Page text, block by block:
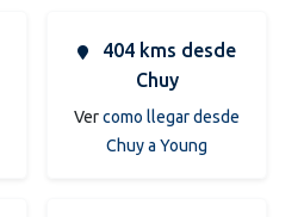
404 kms desde
Chuy
Vercomo llegar desde
Chuy a Young